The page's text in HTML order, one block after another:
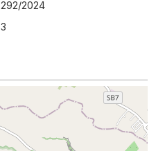
292/2024
3